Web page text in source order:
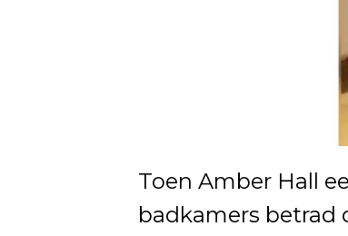
Toen Amber Hall
badkamers betrad